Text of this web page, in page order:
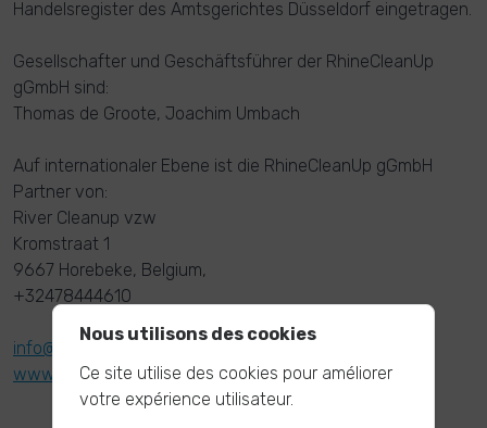
Handelsregister des Amtsgerichtes Düsseldorf eingetragen.
Gesellschafter und Geschäftsführer der RhineCleanUp
gGmbH sind:
Thomas de Groote, Joachim Umbach
Auf internationaler Ebene ist die RhineCleanUp gGmbH
Partner von:
River Cleanup vzw
Kromstraat 1
9667 Horebeke, Belgium,
+32478444610
info@river-cleanup.org
www.river-cleanup.org
Nous utilisons des cookies
Ce site utilise des cookies pour améliorer
votre expérience utilisateur.